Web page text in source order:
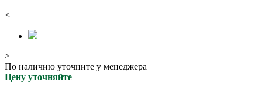
<
>
По наличию уточните у менеджера
Цену уточняйте